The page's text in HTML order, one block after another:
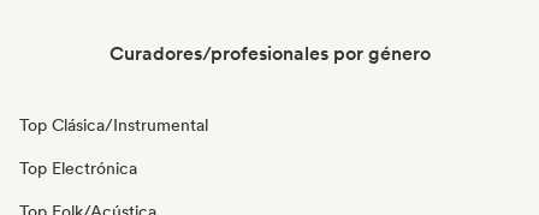
Curadores/profesionales por género
Top Clásica/Instrumental
Top Electrónica